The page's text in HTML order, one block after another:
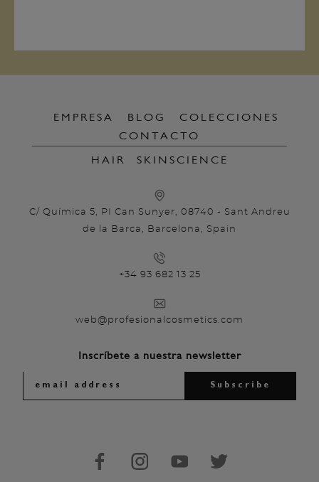
EMPRESA BLOG
COLECCIONES
CONTACTO
HAIR SKINSCIENCE
C/ Química 5, PI Can Sunyer, 08740 - Sant Andreu
de la Barca, Barcelona, Spain
+34 93 682 13 25
web@profesionalcosmetics.com
Inscríbete a nuestra newsletter